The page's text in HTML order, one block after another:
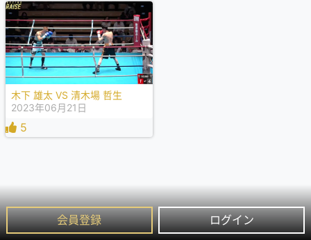
会員登録 ログイン
木下 雄太 VS 清木場 哲生
2023年06月21日
5